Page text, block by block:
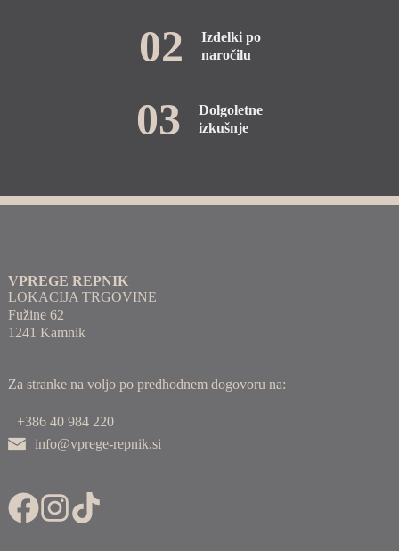
02
Izdelki po
naročilu
03
Dolgoletne
izkušnje
VPREGE REPNIK
LOKACIJA TRGOVINE
Fužine 62
1241 Kamnik
Za stranke na voljo po predhodnem dogovoru na:
+386 40 984 220
info@vprege-repnik.si